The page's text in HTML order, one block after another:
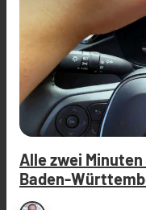
Alle zwei
Baden-